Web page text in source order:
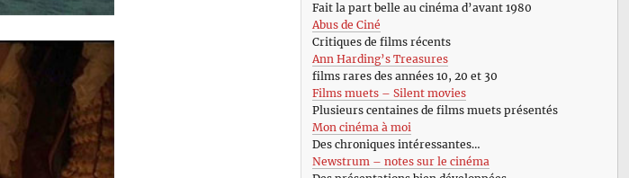
Fait la part belle au cinéma d’avant 1980
Abus de Ciné
Critiques de films récents
Ann Harding’s Treasures
films rares des années 10, 20 et 30
Films muets – Silent movies
Plusieurs centaines de films muets présentés
Mon cinéma à moi
Des chroniques intéressantes…
Newstrum – notes sur le cinéma